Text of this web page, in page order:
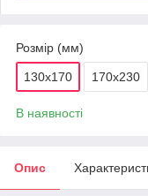
Розмір (мм)
130х170 170х230
В наявності
Опис